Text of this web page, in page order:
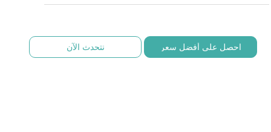
احصل على أفضل سعر نتحدث الآن